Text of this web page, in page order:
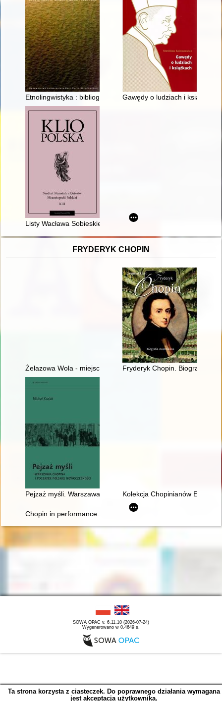
Etnolingwistyka : bibliografia adnotowana 1988-2018
Gawędy o ludziach i książkach
Listy Wacława Sobieskiego do Jaroslava Bidla z lat 1901-1933
FRYDERYK CHOPIN
Żelazowa Wola - miejsce urodzenia Fryderyka Chopina
Fryderyk Chopin. Biografia
Pejzaż myśli. Warszawa Chopina i początek polskiej
Kolekcja Chopinianów
Chopin in performance. History, theory, practice
SOWA OPAC v. 6.11.10 (2026-07-24)
Wygenerowano w 0,4649 s.
Ta strona korzysta z ciasteczek. Do poprawnego działania wymagana
jest akceptacja użytkownika.